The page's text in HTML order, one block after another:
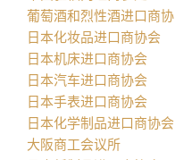
葡萄酒和烈性酒进口商协
日本化妆品进口商协会
日本机床进口商协会
日本汽车进口商协会
日本手表进口商协会
日本化学制品进口商协会
大阪商工会议所